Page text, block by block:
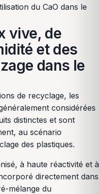
vive, de
et des
dans le
de recyclage, les
considérées
distinctes et sont
au scénario
des plastiques.
à haute réactivité et à
directement dans
mélange du